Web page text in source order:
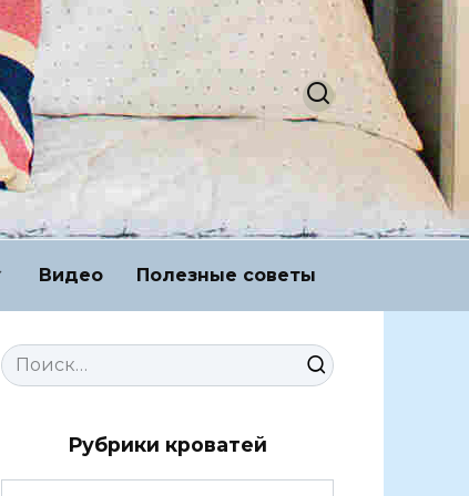
Видео Полезные советы
Search
for:
Рубрики кроватей